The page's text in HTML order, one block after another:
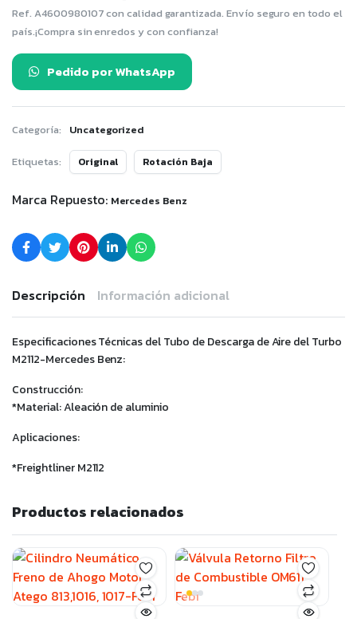
Ref. A4600980107 con calidad garantizada. Envío seguro en todo el
país.¡Compra sin enredos y con confianza!
Pedido por WhatsApp
Categoría: Uncategorized
Etiquetas: Original Rotación Baja
Marca Repuesto: Mercedes Benz
Descripción Información adicional
Especificaciones Técnicas del Tubo de Descarga de Aire del Turbo
M2112-Mercedes Benz:
Construcción:
*Material: Aleación de aluminio
Aplicaciones:
*Freightliner M2112
Productos relacionados